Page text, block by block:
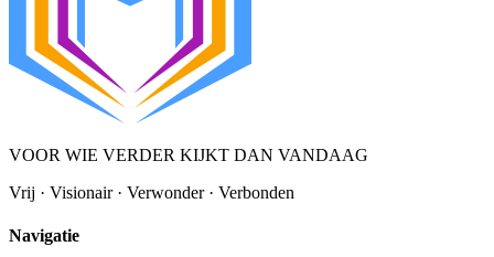
VOOR WIE VERDER KIJKT DAN VANDAAG
Vrij · Visionair · Verwonder · Verbonden
Navigatie